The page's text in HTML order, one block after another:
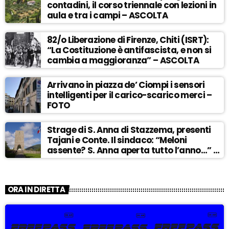
contadini, il corso triennale con lezioni in
aula e tra i campi – ASCOLTA
82/o Liberazione di Firenze, Chiti (ISRT):
“La Costituzione è antifascista, e non si
cambia a maggioranza” – ASCOLTA
Arrivano in piazza de’ Ciompi i sensori
intelligenti per il carico-scarico merci –
FOTO
Strage di S. Anna di Stazzema, presenti
Tajani e Conte. Il sindaco: “Meloni
assente? S. Anna aperta tutto l’anno…” –
ASCOLTA
ORA IN DIRETTA